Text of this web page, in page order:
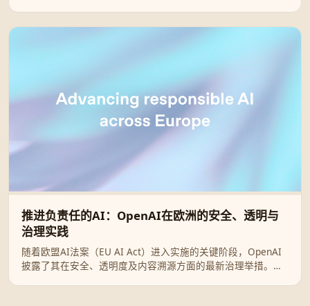
推进负责任的AI：OpenAI在欧洲的安全、透明与
治理实践
随着欧盟AI法案（EU AI Act）进入实施的关键阶段，OpenAI
披露了其在安全、透明度及内容溯源方面的最新治理举措。本